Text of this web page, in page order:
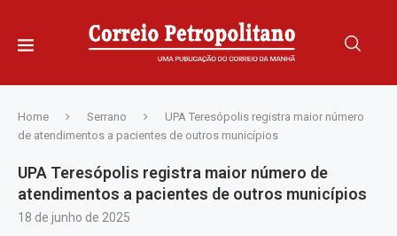
Home Serrano
UPA Teresópolis registra maior número
de atendimentos a pacientes de outros municípios
UPA Teresópolis registra maior número de
atendimentos a pacientes de outros municípios
18 de junho de 2025